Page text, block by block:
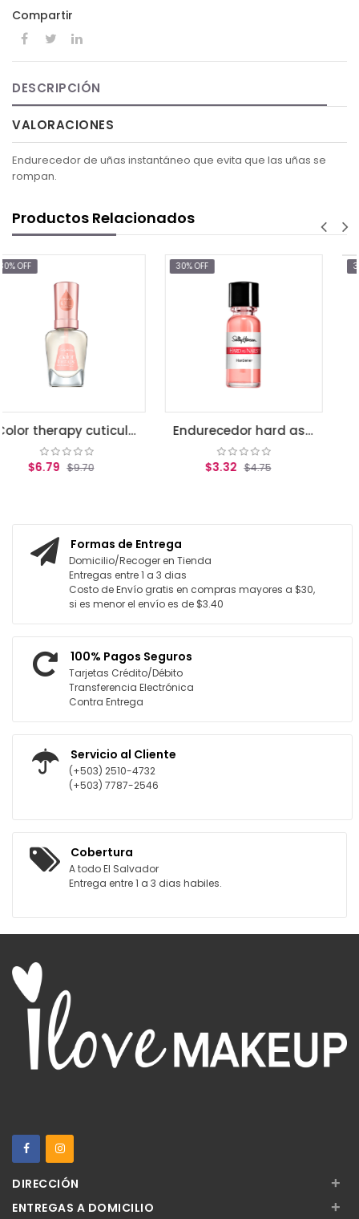
Compartir
DESCRIPCIÓN
VALORACIONES
Endurecedor de uñas instantáneo que evita que las uñas se
rompan.
Productos Relacionados
Color therapy cuticule oil Endurecedor hard as nail tint
Maximum
Formas de Entrega
Domicilio/Recoger en Tienda
Entregas entre 1 a 3 dias
Costo de Envío gratis en compras mayores a $30,
si es menor el envío es de $3.40
100% Pagos Seguros
Tarjetas Crédito/Débito
Transferencia Electrónica
Contra Entrega
Servicio al Cliente
(+503) 2510-4732
(+503) 7787-2546
Cobertura
A todo El Salvador
Entrega entre 1 a 3 dias habiles.
DIRECCIÓN +
ENTREGAS A DOMICILIO +